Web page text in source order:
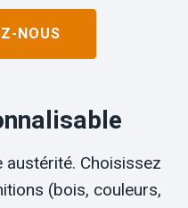
NOUS
austérité. Choisissez
(bois, couleurs,